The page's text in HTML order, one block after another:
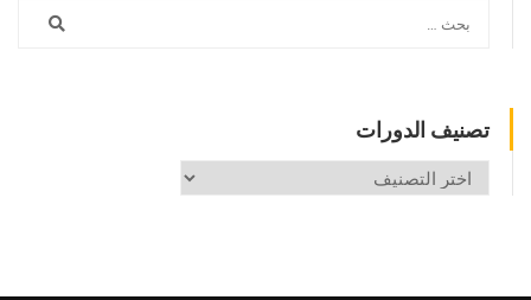
تصنيف الدورات
تصنيف